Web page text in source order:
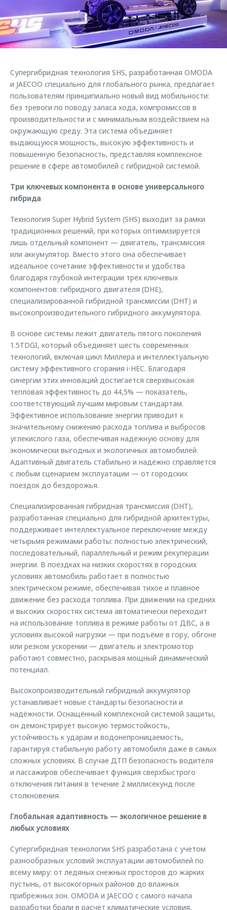
Кредитный калькулятор
Аксессуары
Оригинальные аксессуары
Запчасти
Трейд-ин
Калькулятор трейд-ин
Клиентская поддержка
O&J Автоклуб
Клуб владельцев OMODA
Аксессуары
Одежда и сувениры
Оригинальные аксессуары
Запчасти
Обратная связь
Супергибридная технология SHS, разработанная OMODA
и JAECOO специально для глобального рынка, предлагает
пользователям принципиально новый вид мобильности:
без тревоги по поводу запаса хода, компромиссов в
производительности и с минимальным воздействием на
окружающую среду. Эта система объединяет
выдающуюся мощность, высокую эффективность и
повышенную безопасность, представляя комплексное
решение в сфере автомобилей с гибридной системой.
Три ключевых компонента в основе универсального
гибрида
Технология Super Hybrid System (SHS) выходит за рамки
традиционных решений, при которых оптимизируется
лишь отдельный компонент — двигатель, трансмиссия
или аккумулятор. Вместо этого она обеспечивает
идеальное сочетание эффективности и удобства
благодаря глубокой интеграции трёх ключевых
компонентов: гибридного двигателя (DHE),
специализированной гибридной трансмиссии (DHT) и
высокопроизводительного гибридного аккумулятора.
В основе системы лежит двигатель пятого поколения
1.5TDGI, который объединяет шесть современных
технологий, включая цикл Миллера и интеллектуальную
систему эффективного сгорания i-HEC. Благодаря
синергии этих инноваций достигается сверхвысокая
тепловая эффективность до 44,5% — показатель,
соответствующий лучшим мировым стандартам.
Эффективное использование энергии приводит к
значительному снижению расхода топлива и выбросов
углекислого газа, обеспечивая надёжную основу для
экономически выгодных и экологичных автомобилей.
Адаптивный двигатель стабильно и надёжно справляется
с любым сценарием эксплуатации — от городских
поездок до бездорожья.
Специализированная гибридная трансмиссия (DHT),
разработанная специально для гибридной архитектуры,
поддерживает интеллектуальное переключение между
четырьмя режимами работы: полностью электрический,
последовательный, параллельный и режим рекуперации
энергии. В поездках на низких скоростях в городских
условиях автомобиль работает в полностью
электрическом режиме, обеспечивая тихое и плавное
движение без расхода топлива. При движении на средних
и высоких скоростях система автоматически переходит
на использование топлива в режиме работы от ДВС, а в
условиях высокой нагрузки — при подъёме в гору, обгоне
или резком ускорении — двигатель и электромотор
работают совместно, раскрывая мощный динамический
потенциал.
Высокопроизводительный гибридный аккумулятор
устанавливает новые стандарты безопасности и
надёжности. Оснащённый комплексной системой защиты,
он демонстрирует высокую термостойкость,
устойчивость к ударам и водонепроницаемость,
гарантируя стабильную работу автомобиля даже в самых
сложных условиях. В случае ДТП безопасность водителя
и пассажиров обеспечивает функция сверхбыстрого
отключения питания в течение 2 миллисекунд после
столкновения.
Глобальная адаптивность — экологичное решение в
любых условиях
Супергибридная технологии SHS разработана с учетом
разнообразных условий эксплуатации автомобилей по
всему миру: от ледяных снежных просторов до жарких
пустынь, от высокогорных районов до влажных
прибрежных зон. OMODA и JAECOO с самого начала
разработки брали в расчет климатические условия,